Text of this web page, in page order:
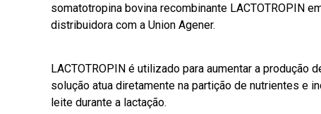
somatotropina bovina recombinante LACTOTROPIN
distribuidora com a Union Agener.
LACTOTROPIN é utilizado para aumentar a
solução atua diretamente na partição de nutrientes e
leite durante a lactação.